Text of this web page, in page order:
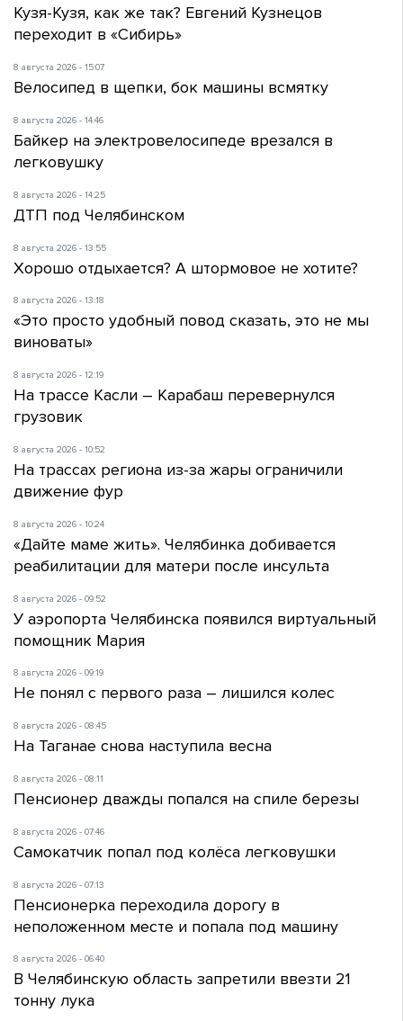
Кузя-Кузя, как же так? Евгений Кузнецов
переходит в «Сибирь»
8 августа 2026 - 15:07
Велосипед в щепки, бок машины всмятку
8 августа 2026 - 14:46
Байкер на электровелосипеде врезался в
легковушку
8 августа 2026 - 14:25
ДТП под Челябинском
8 августа 2026 - 13:55
Хорошо отдыхается? А штормовое не хотите?
8 августа 2026 - 13:18
«Это просто удобный повод сказать, это не мы
виноваты»
8 августа 2026 - 12:19
На трассе Касли – Карабаш перевернулся
грузовик
8 августа 2026 - 10:52
На трассах региона из-за жары ограничили
движение фур
8 августа 2026 - 10:24
«Дайте маме жить». Челябинка добивается
реабилитации для матери после инсульта
8 августа 2026 - 09:52
У аэропорта Челябинска появился виртуальный
помощник Мария
8 августа 2026 - 09:19
Не понял с первого раза – лишился колес
8 августа 2026 - 08:45
На Таганае снова наступила весна
8 августа 2026 - 08:11
Пенсионер дважды попался на спиле березы
8 августа 2026 - 07:46
Самокатчик попал под колёса легковушки
8 августа 2026 - 07:13
Пенсионерка переходила дорогу в
неположенном месте и попала под машину
8 августа 2026 - 06:40
В Челябинскую область запретили ввезти 21
тонну лука